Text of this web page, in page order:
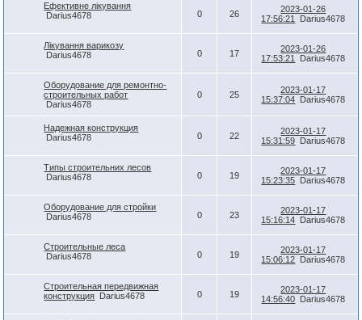
Ефективне лікування
Darius4678
0 26
2023-01-26
17:56:21
Darius4678
Лікування варикозу
Darius4678
0 17
2023-01-26
17:53:21
Darius4678
Оборудование для ремонтно-
строительных работ
Darius4678
0 25
2023-01-17
15:37:04
Darius4678
Надежная конструкция
Darius4678
0 22
2023-01-17
15:31:59
Darius4678
Типы строительних лесов
Darius4678
0 19
2023-01-17
15:23:35
Darius4678
Оборудование для стройки
Darius4678
0 23
2023-01-17
15:16:14
Darius4678
Строительные леса
Darius4678
0 19
2023-01-17
15:06:12
Darius4678
Строительная передвижная
конструкция
Darius4678 0 19
2023-01-17
14:56:40
Darius4678